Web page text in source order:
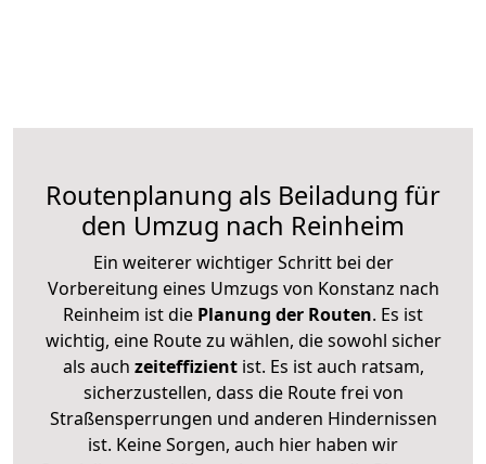
Routenplanung als Beiladung für
den Umzug nach Reinheim
Ein weiterer wichtiger Schritt bei der
Vorbereitung eines Umzugs von Konstanz nach
Reinheim ist die Planung der Routen. Es ist
wichtig, eine Route zu wählen, die sowohl sicher
als auch zeiteffizientist. Es ist auch ratsam,
sicherzustellen, dass die Route frei von
Straßensperrungen und anderen Hindernissen
ist. Keine Sorgen, auch hier haben wir